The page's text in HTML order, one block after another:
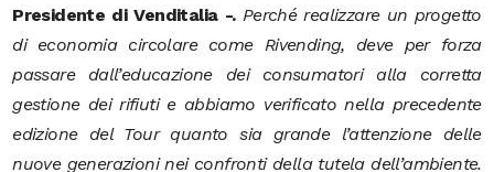
Presidente di Venditalia -. Perché realizzare un progetto
di economia circolare come Rivending, deve per forza
passare dall’educazione dei consumatori alla corretta
gestione dei rifiuti e abbiamo verificato nella precedente
edizione del Tour quanto sia grande l’attenzione delle
nuove generazioni nei confronti della tutela dell’ambiente.